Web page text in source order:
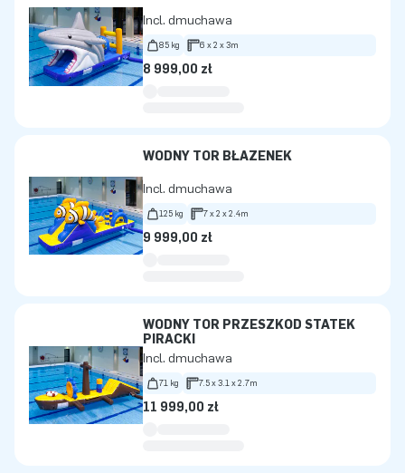
Incl. dmuchawa
85 kg 6 x 2 x 3m
8 999,00 zł
WODNY TOR BŁAZENEK
Incl. dmuchawa
125 kg 7 x 2 x 2.4m
9 999,00 zł
WODNY TOR PRZESZKÓD STATEK
PIRACKI
Incl. dmuchawa
71 kg 7.5 x 3.1 x 2.7m
11 999,00 zł